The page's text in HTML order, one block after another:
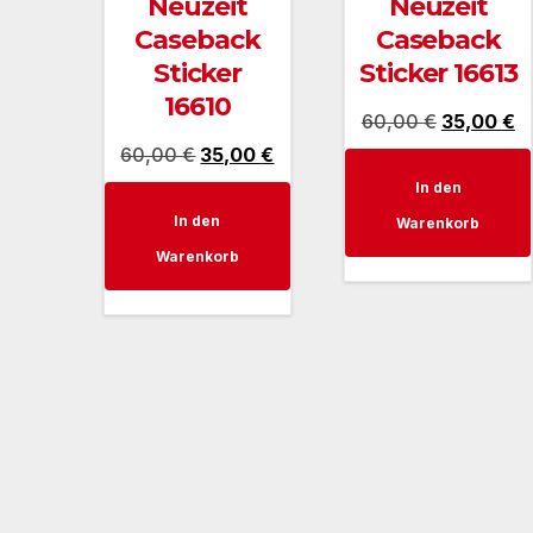
Neuzeit
Caseback
Sticker
16610
60,00€ Ursprünglicher
Preis
war:
60,00 €
35,00€ Aktueller
Preis
35,00 €.
In den
Warenkorb
Neuzeit
Caseback
Sticker 16613
60,00€
Preis
war:
60,00 €
35,00 €
In den
Warenkorb